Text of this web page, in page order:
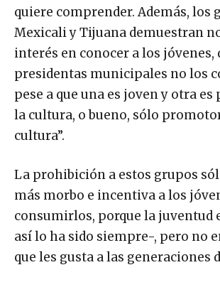
quiere comprender. Además, los
Mexicali y Tijuana demuestran
interés en conocer a los jóvenes,
presidentas municipales no los
pese a que una es joven y otra
la cultura, o bueno, sólo
cultura”.
La prohibición a estos grupos
más morbo e incentiva a los
consumirlos, porque la juventud
así lo ha sido siempre-, pero no
que les gusta a las generaciones